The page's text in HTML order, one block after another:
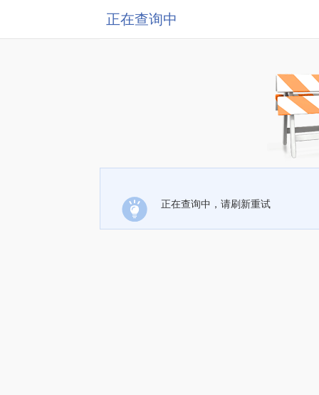
正在查询中
正在查询中，请刷新重试